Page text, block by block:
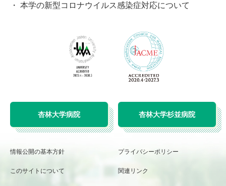
本学の新型コロナウイルス感染症対応について
杏林大学病院 杏林大学杉並病院
情報公開の基本方針 プライバシーポリシー
このサイトについて 関連リンク